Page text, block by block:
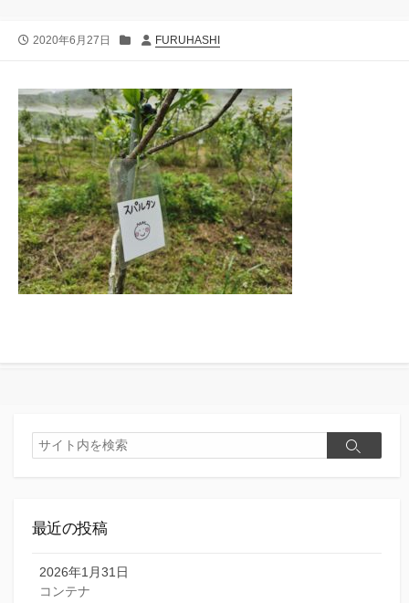
公
2020年6月27日
リ
ー
投
FURUHASHI
検
索
検
最近の投稿
2026年1月31日
コンテナ